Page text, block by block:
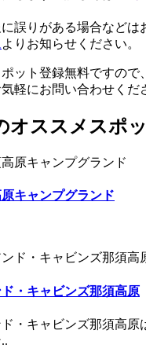
誤りがある場合などは
よりお知らせください。
ット登録無料ですので
軽にお問い合わせくだ
オススメスポ
キャンプグランド
・キャビンズ那須高原
・キャビンズ那須高原